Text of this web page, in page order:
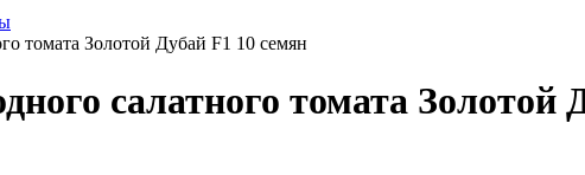
томата Золотой Дубай F1 10 семян
салатного томата Золотой